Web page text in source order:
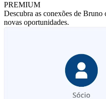
PREMIUM
Descubra as conexões de
novas oportunidades.